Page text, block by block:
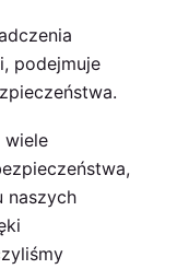
podejmuje
wiele
naszych